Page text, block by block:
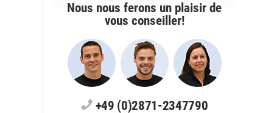
Nous nous ferons un plaisir de
vous conseiller!
+49 (0)2871-2347790